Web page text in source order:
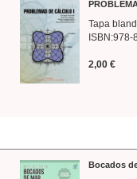
Tapa
2,00 €
Bocados